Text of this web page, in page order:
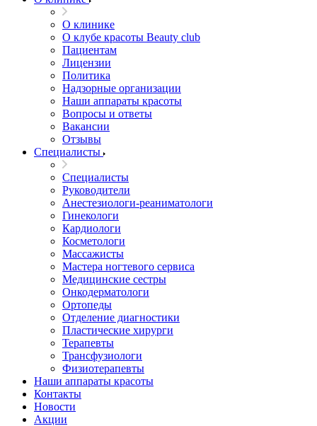
О клинике
О клубе красоты Beauty club
Пациентам
Лицензии
Политика
Надзорные организации
Наши аппараты красоты
Вопросы и ответы
Вакансии
Отзывы
Специалисты
Специалисты
Руководители
Анестезиологи-реаниматологи
Гинекологи
Кардиологи
Косметологи
Массажисты
Мастера ногтевого сервиса
Медицинские сестры
Онкодерматологи
Ортопеды
Отделение диагностики
Пластические хирурги
Терапевты
Трансфузиологи
Физиотерапевты
Наши аппараты красоты
Контакты
Новости
Акции